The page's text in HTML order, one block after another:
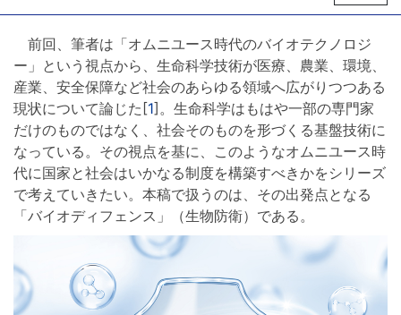
前回、筆者は「オムニユース時代のバイオテクノロジ
ー」という視点から、生命科学技術が医療、農業、環境、
産業、安全保障など社会のあらゆる領域へ広がりつつある
現状について論じた[1]。生命科学はもはや一部の専門家
だけのものではなく、社会そのものを形づくる基盤技術に
なっている。その視点を基に、このようなオムニユース時
代に国家と社会はいかなる制度を構築すべきかをシリーズ
で考えていきたい。本稿で扱うのは、その出発点となる
「バイオディフェンス」（生物防衛）である。